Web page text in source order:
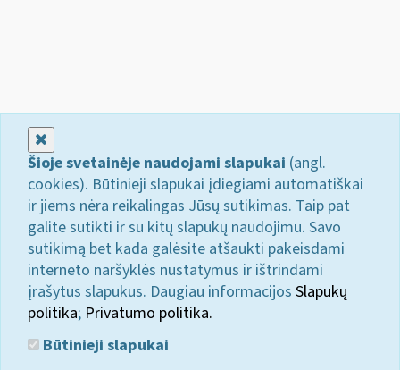
Šioje svetainėje naudojami slapukai (angl.
cookies). Būtinieji slapukai įdiegiami automatiškai
ir jiems nėra reikalingas Jūsų sutikimas. Taip pat
galite sutikti ir su kitų slapukų naudojimu. Savo
sutikimą bet kada galėsite atšaukti pakeisdami
interneto naršyklės nustatymus ir ištrindami
įrašytus slapukus. Daugiau informacijos Slapukų
politika; Privatumo politika.
Būtinieji slapukai